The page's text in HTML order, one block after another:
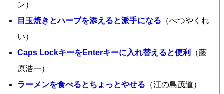
ン）
目玉焼きとハーブを添えると派手になる （べつやくれ
い）
Caps LockキーをEnterキーに入れ替えると便利
（藤
原浩一）
ラーメンを食べるとちょっとやせる （江の島茂道）